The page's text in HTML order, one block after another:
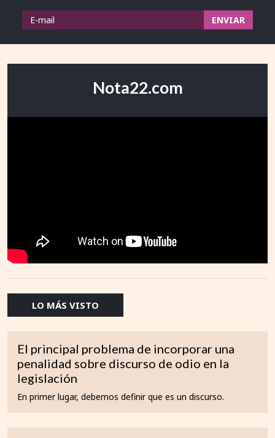
Nota22.com
LO MÁS VISTO
El principal problema de incorporar una
penalidad sobre discurso de odio en la
legislación
En primer lugar, debemos definir que es un discurso.